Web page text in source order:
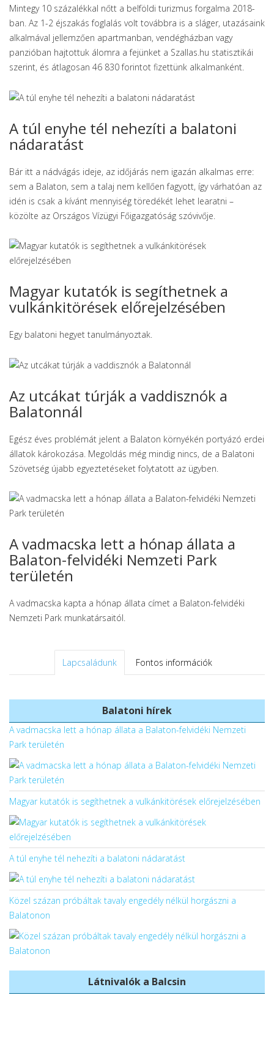
Mintegy 10 százalékkal nőtt a belföldi turizmus forgalma 2018-
ban. Az 1-2 éjszakás foglalás volt továbbra is a sláger, utazásaink
alkalmával jellemzően apartmanban, vendégházban vagy
panzióban hajtottuk álomra a fejünket a Szallas.hu statisztikái
szerint, és átlagosan 46 830 forintot fizettünk alkalmanként.
A túl enyhe tél nehezíti a balatoni
nádaratást
Bár itt a nádvágás ideje, az időjárás nem igazán alkalmas erre:
sem a Balaton, sem a talaj nem kellően fagyott, így várhatóan az
idén is csak a kívánt mennyiség töredékét lehet learatni –
közölte az Országos Vízügyi Főigazgatóság szóvivője.
Magyar kutatók is segíthetnek a
vulkánkitörések előrejelzésében
Egy balatoni hegyet tanulmányoztak.
Az utcákat túrják a vaddisznók a
Balatonnál
Egész éves problémát jelent a Balaton környékén portyázó erdei
állatok károkozása. Megoldás még mindig nincs, de a Balatoni
Szövetség újabb egyeztetéseket folytatott az ügyben.
A vadmacska lett a hónap állata a
Balaton-felvidéki Nemzeti Park
területén
A vadmacska kapta a hónap állata címet a Balaton-felvidéki
Nemzeti Park munkatársaitól.
Lapcsaládunk Fontos információk
Balatoni hírek
A vadmacska lett a hónap állata a Balaton-felvidéki Nemzeti
Park területén
Magyar kutatók is segíthetnek a vulkánkitörések előrejelzésében
A túl enyhe tél nehezíti a balatoni nádaratást
Közel százan próbáltak tavaly engedély nélkül horgászni a
Balatonon
Látnivalók a Balcsin